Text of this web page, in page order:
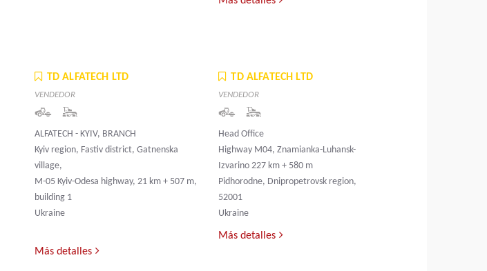
TD ALFATECH LTD
VENDEDOR
ALFATECH - KYIV, BRANCH
Kyiv region, Fastiv district, Gatnenska
village,
M-05 Kyiv-Odesa highway, 21 km + 507 m,
building 1
Ukraine
Más detalles
TD ALFATECH LTD
VENDEDOR
Head Office
Highway M04, Znamianka-Luhansk-
Izvarino 227 km + 580 m
Pidhorodne, Dnipropetrovsk region,
52001
Ukraine
Más detalles